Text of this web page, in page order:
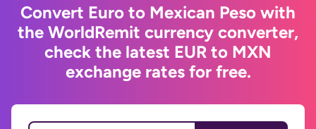
Convert Euro to Mexican Peso with
the WorldRemit currency converter,
check the latest EUR to MXN
exchange rates for free.